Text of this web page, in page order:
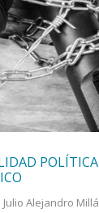
Julio Alejandro